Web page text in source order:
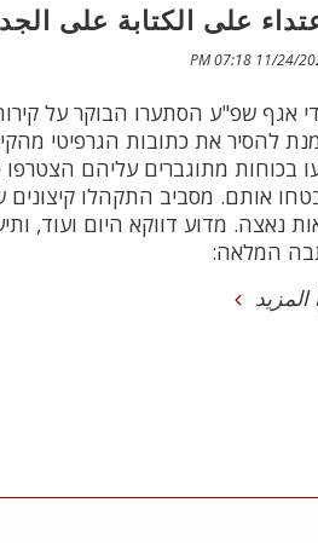
على الكتابة على
11/24/2020
אגף שפ"ע הסתערו הבוקר על
להסיר את כתובות הגרפיטי
בכוחות מתוגברים עליהם
אותם. מסביב התקהלו קיצונים
נאצה. מדוע דווקא היום ועוד,
המלאה:
المزيد